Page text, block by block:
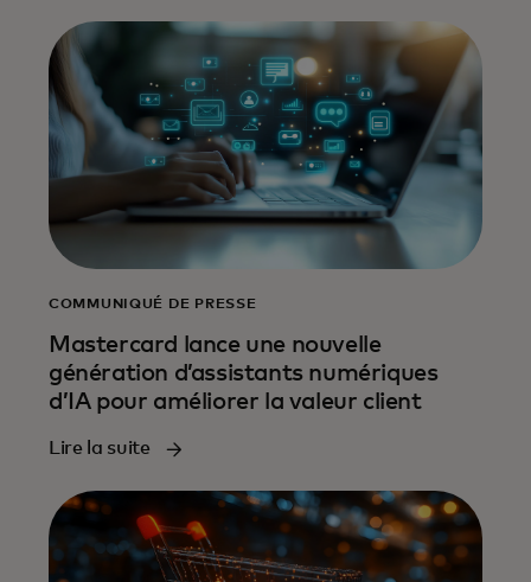
COMMUNIQUÉ DE PRESSE
Mastercard lance une nouvelle
génération d’assistants numériques
d’IA pour améliorer la valeur client
Lire la suite